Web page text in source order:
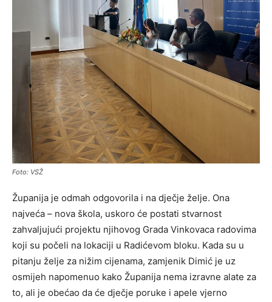
Foto: VSŽ
Županija je odmah odgovorila i na dječje želje. Ona
najveća – nova škola, uskoro će postati stvarnost
zahvaljujući projektu njihovog Grada Vinkovaca radovima
koji su počeli na lokaciji u Radićevom bloku. Kada su u
pitanju želje za nižim cijenama, zamjenik Dimić je uz
osmijeh napomenuo kako Županija nema izravne alate za
to, ali je obećao da će dječje poruke i apele vjerno